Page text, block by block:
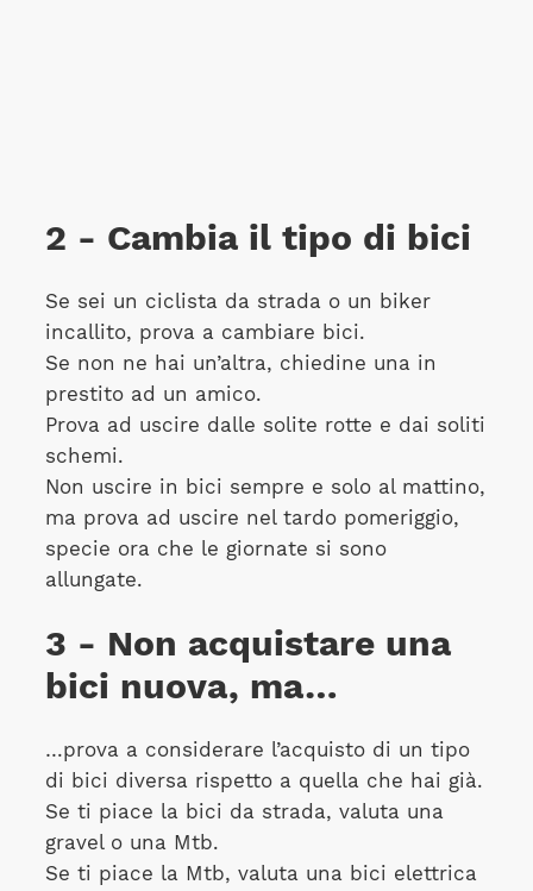
2 - Cambia il tipo di bici
Se sei un ciclista da strada o un biker
incallito, prova a cambiare bici.
Se non ne hai un’altra, chiedine una in
prestito ad un amico.
Prova ad uscire dalle solite rotte e dai soliti
schemi.
Non uscire in bici sempre e solo al mattino,
ma prova ad uscire nel tardo pomeriggio,
specie ora che le giornate si sono
allungate.
3 - Non acquistare una
bici nuova, ma…
…prova a considerare l’acquisto di un tipo
di bici diversa rispetto a quella che hai già.
Se ti piace la bici da strada, valuta una
gravel o una Mtb.
Se ti piace la Mtb, valuta una bici elettrica